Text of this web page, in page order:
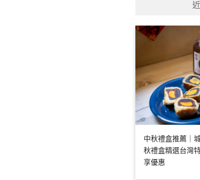
中秋禮盒推薦｜
秋禮盒精選台灣
享優惠